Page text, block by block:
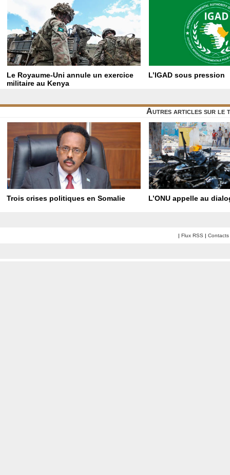
Le Royaume-Uni annule un exercice
militaire au Kenya
L’IGAD sous pression
Autres articles sur le
Trois crises politiques en Somalie L’ONU appelle au
| Flux RSS | Contacts